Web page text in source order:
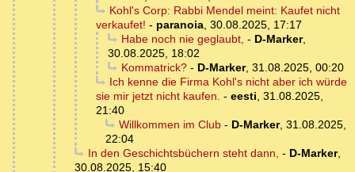
Kohl's Corp: Rabbi Mendel meint: Kaufet nicht
verkaufet! - paranoia, 30.08.2025, 17:17
Habe noch nie geglaubt, - D-Marker,
30.08.2025, 18:02
Kommatrick?- D-Marker, 31.08.2025, 00:20
Ich kenne die Firma Kohl's nicht aber ich würde
sie mir jetzt nicht kaufen. - eesti, 31.08.2025,
21:40
Willkommen im Club- D-Marker, 31.08.2025,
22:04
In den Geschichtsbüchern steht dann, - D-Marker,
30.08.2025, 15:40